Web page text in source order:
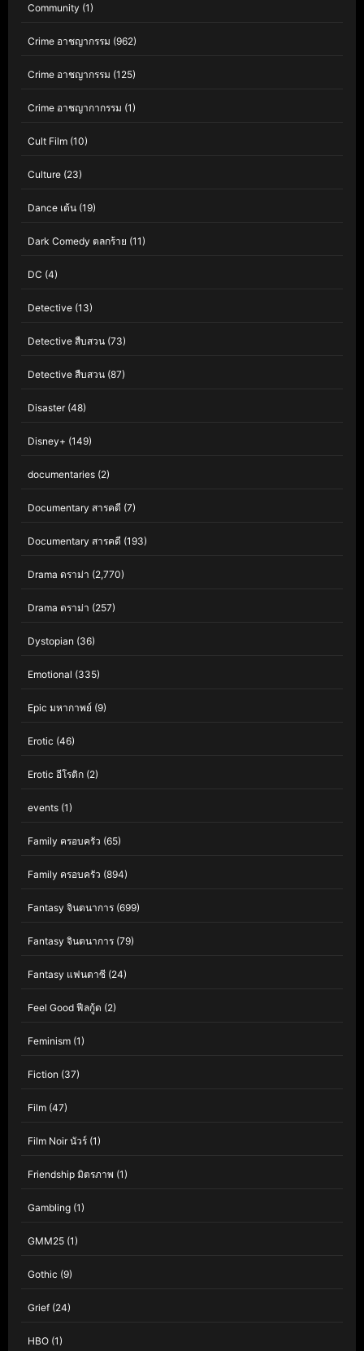
Community (1)
Crime อาชญากรรม (962)
Crime อาชญากรรม (125)
Crime อาชญากากรรม (1)
Cult Film (10)
Culture (23)
Dance เต้น (19)
Dark Comedy ตลกร้าย (11)
DC (4)
Detective (13)
Detective สืบสวน (73)
Detective สืบสวน (87)
Disaster(48)
Disney+ (149)
documentaries (2)
Documentary สารคดี (7)
Documentary สารคดี (193)
Drama ดราม่า (2,770)
Drama ดราม่า (257)
Dystopian (36)
Emotional (335)
Epic มหากาพย์ (9)
Erotic (46)
Erotic อีโรติก (2)
events (1)
Family ครอบครัว (65)
Family ครอบครัว (894)
Fantasy จินตนาการ (699)
Fantasy จินตนาการ (79)
Fantasy แฟนตาซี (24)
Feel Good ฟีลกู้ด (2)
Feminism (1)
Fiction (37)
Film (47)
Film Noir นัวร์ (1)
Friendship มิตรภาพ (1)
Gambling (1)
GMM25 (1)
Gothic (9)
Grief (24)
HBO (1)